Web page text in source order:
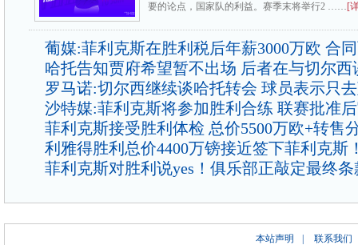
要的论点，国家队的利益。赛季末将举行2 ……[
葡媒:菲利克斯在胜利税后年薪3000万欧 合
哈托告知贾府希望暂不出场 后者在与切尔西
罗马诺:切尔西继续谈哈托转会 球员表示只
沙特媒:菲利克斯将参加胜利合练 联赛批准
菲利克斯接受胜利体检 总价5500万欧+转售
利雅得胜利总价4400万镑接近签下菲利克斯
菲利克斯对胜利说yes！俱乐部正敲定最终条
本站声明 联系我们